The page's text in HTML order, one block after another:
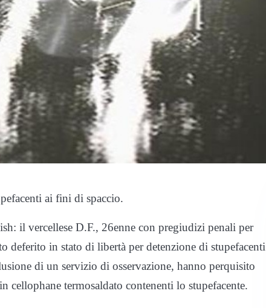
ai fini di spaccio.
il vercellese D.F., 26enne con pregiudizi penali per
deferito in stato di libertà per detenzione di stupefacenti
di un servizio di osservazione, hanno perquisito
termosaldato contenenti lo stupefacente.